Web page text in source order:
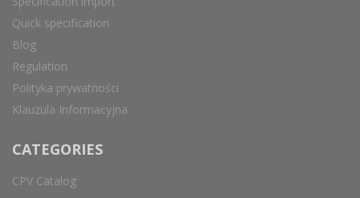
Quick specification
Blog
Regulation
Polityka prywatności
Klauzula Informacyjna
CATEGORIES
CPV Catalog